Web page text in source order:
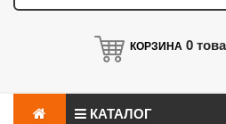
КОРЗИНА 0
КАТАЛОГ